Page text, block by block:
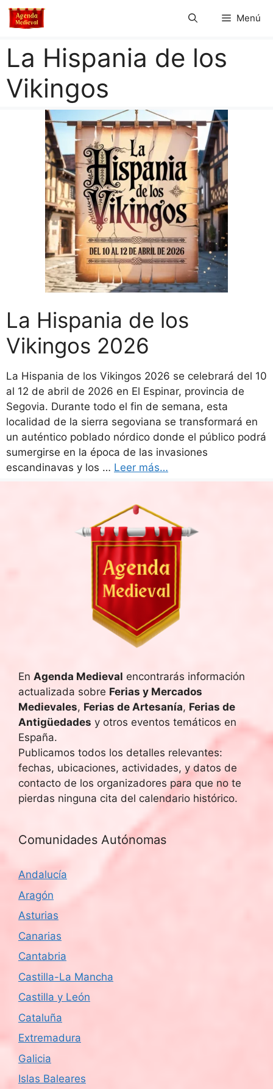
Saltar
Menú
La Hispania de los
Vikingos
La Hispania de los
Vikingos 2026
La Hispania de los Vikingos 2026 se celebrará del 10
al 12 de abril de 2026 en El Espinar, provincia de
Segovia. Durante todo el fin de semana, esta
localidad de la sierra segoviana se transformará en
un auténtico poblado nórdico donde el público podrá
sumergirse en la época de las invasiones
escandinavas y los … Leer más…
En Agenda Medieval encontrarás información
actualizada sobre Ferias y Mercados
Medievales, Ferias de Artesanía, Ferias de
Antigüedades y otros eventos temáticos en
España.
Publicamos todos los detalles relevantes:
fechas, ubicaciones, actividades, y datos de
contacto de los organizadores para que no te
pierdas ninguna cita del calendario histórico.
Comunidades Autónomas
Andalucía
Aragón
Asturias
Canarias
Cantabria
Castilla-La Mancha
Castilla y León
Cataluña
Extremadura
Galicia
Islas Baleares